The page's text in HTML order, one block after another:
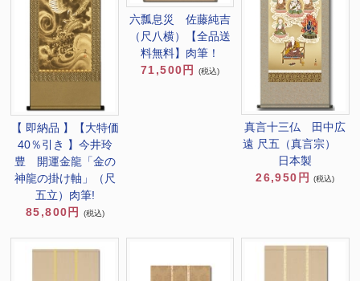
【 即納品 】【大特価
40％引き 】今井玲
豊 開運金龍「金の
神龍の掛け軸」（尺
五立）肉筆!
85,800円
(税込)
六瓢息災 佐藤純吉
（尺八横）【全品送
料無料】肉筆！
71,500円
(税込)
真言十三仏 田中広
遠 尺五（真言宗）
日本製
26,950円
(税込)